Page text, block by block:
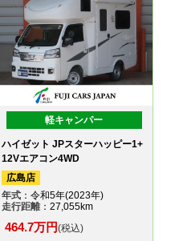
軽キャンパー
ハイゼット JPスターハッピー1+
12Vエアコン4WD
広島店
年式：令和5年(2023年)
走行距離：27,055km
464.7万円(税込)